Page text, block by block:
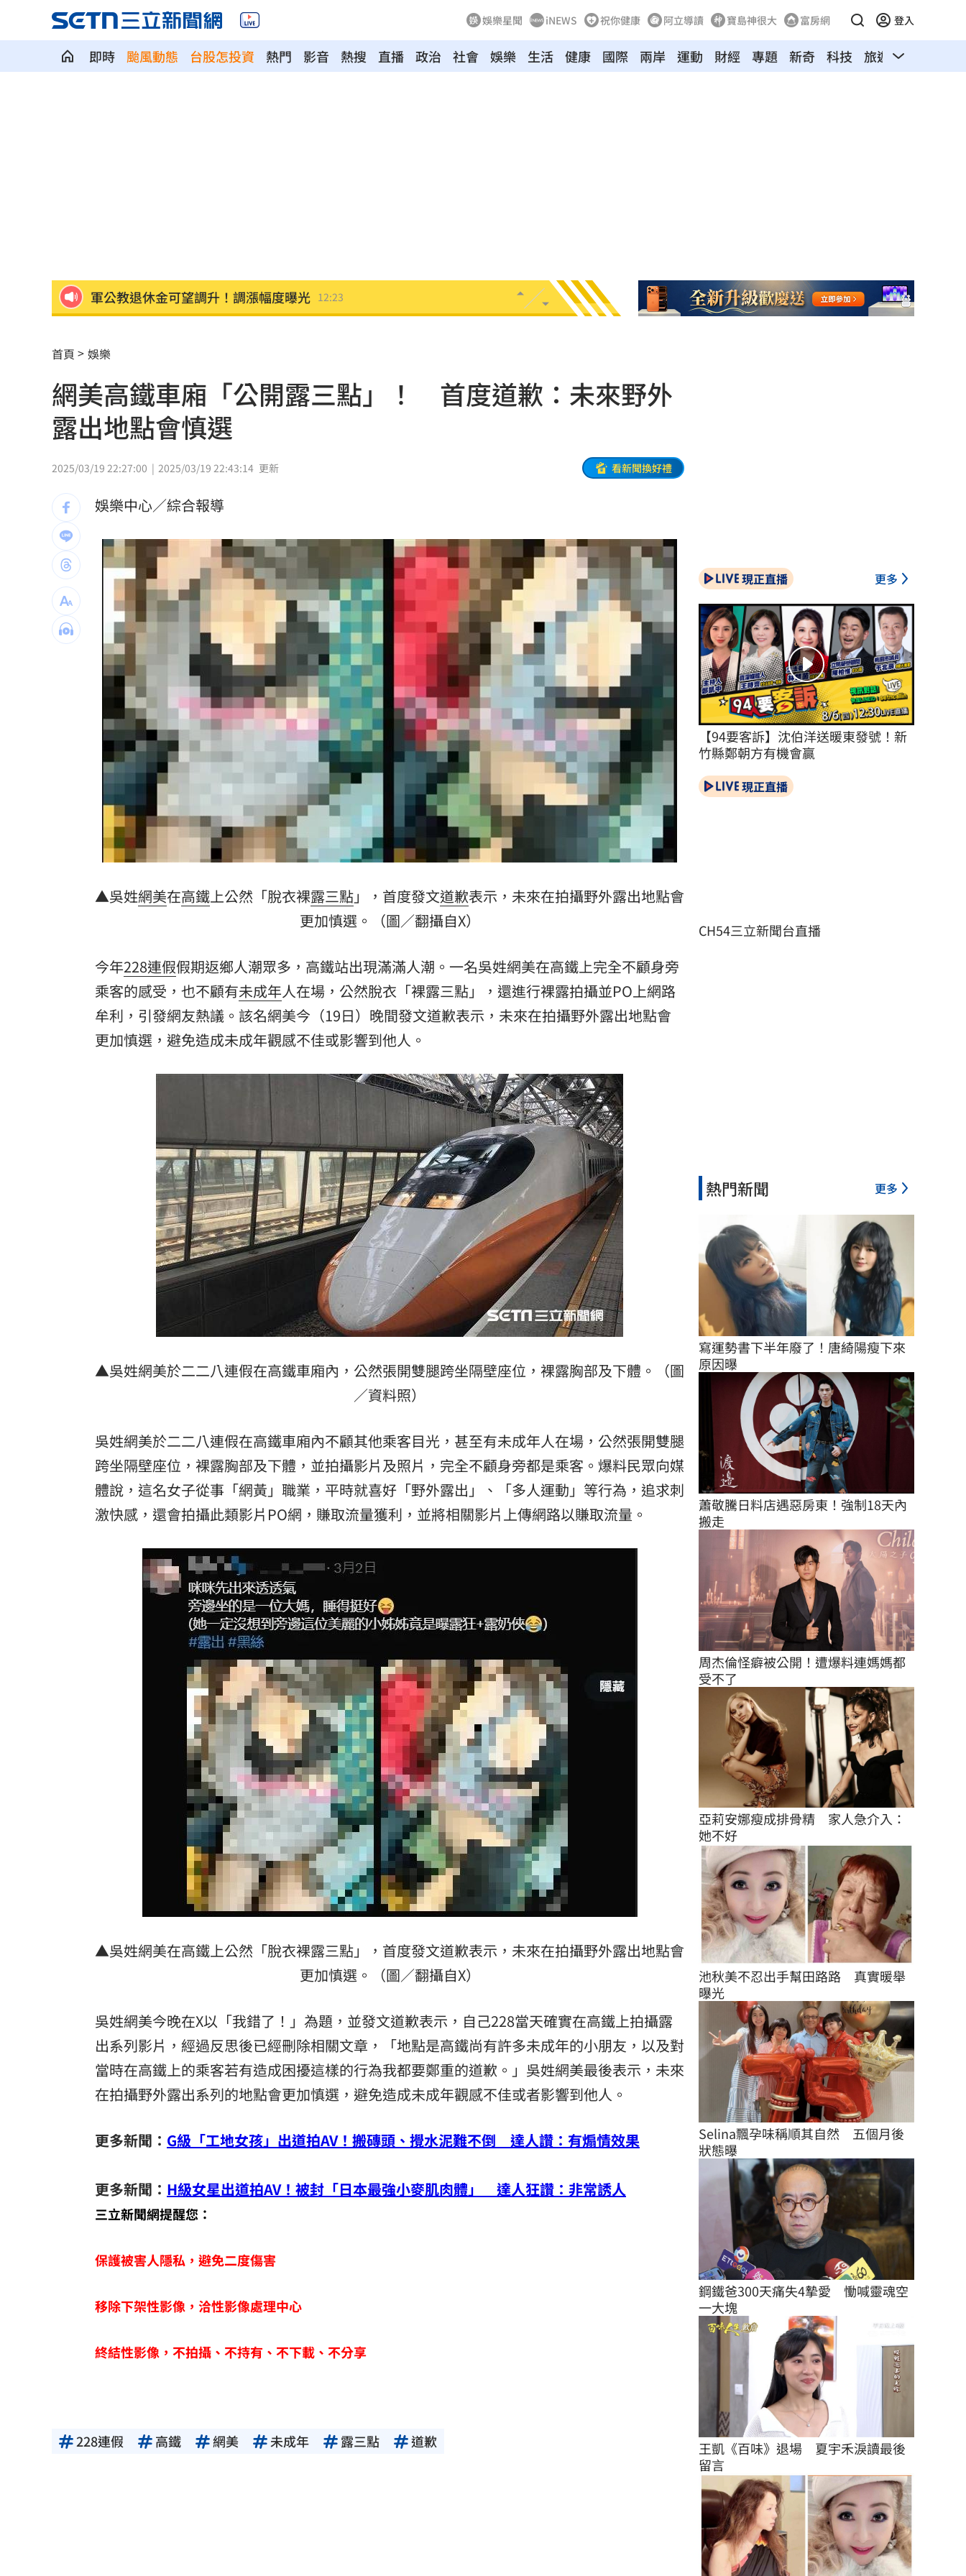
娛樂星聞 iNEWS 祝你健康 阿立導讀 寶島神很大 富房網 登入
即時 颱風動態 台股怎投資 熱門 影音 熱搜 直播 政治 社會 娛樂 生活 健康 國際 兩岸 運動 財經 專題 新奇 科技 旅遊 汽車
軍公教退休金可望調升！調漲幅度曝光 12:23
這大廠衝破萬元大關 第3檔萬金股誕生
薪水逼人走！35％年輕上班族想跳槽 12:14
瘦瘦針防癌？台大研究:相關癌症風險降41%
瓊斯盃賽制惹議 籃協正面回應為提升強度
將邁拉入戰場當假想敵？蔣遭疑布局總統位
王品牛排姓名有「王、玉」龍蝦免費吃！
鄭麗文訪中要480萬！民主基金會：沒撤案 12:02
新／水電工施工不慎！電梯井墜落重傷昏迷 12:01
不靠交友軟體…難找另一半？過來人給解答 12:00
龜速白海豚颱風！外圍環流影響足足48小時 11:58
模擬戰時護送 賴清德參演萬鈞計劃畫面曝 11:56
台灣彩券開獎直播中 20:31
LIVE三立+24小時直播
三立iNEWS新聞台線上直播 18:00
市場到酒場料理！可果美蕃茄醬創無限可能 12:00
父親節送會拉筋的按摩椅 爸爸「筋歡喜」 18:00
油品食安事件引關注 挑選保健食品要注意 13:00
酷澎「爸氣父親節」國際官方品牌齊聚 11:00
罕病博士彭士齊 輪椅上的生命覺醒！ 11:00
首頁 娛樂
網美高鐵車廂「公開露三點」！ 首度道歉：未來野外
露出地點會慎選
2025/03/19 22:27:00 2025/03/19 22:43:14 更新 看新聞換好禮
娛樂中心／綜合報導
▲吳姓網美在高鐵上公然「脫衣裸露三點」，首度發文道歉表示，未來在拍攝野外露出地點會
更加慎選。（圖／翻攝自X）
今年228連假假期返鄉人潮眾多，高鐵站出現滿滿人潮。一名吳姓網美在高鐵上完全不顧身旁
乘客的感受，也不顧有未成年人在場，公然脫衣「裸露三點」，還進行裸露拍攝並PO上網路
牟利，引發網友熱議。該名網美今（19日）晚間發文道歉表示，未來在拍攝野外露出地點會
更加慎選，避免造成未成年觀感不佳或影響到他人。
▲吳姓網美於二二八連假在高鐵車廂內，公然張開雙腿跨坐隔壁座位，裸露胸部及下體。（圖
／資料照）
吳姓網美於二二八連假在高鐵車廂內不顧其他乘客目光，甚至有未成年人在場，公然張開雙腿
跨坐隔壁座位，裸露胸部及下體，並拍攝影片及照片，完全不顧身旁都是乘客。爆料民眾向媒
體說，這名女子從事「網黃」職業，平時就喜好「野外露出」、「多人運動」等行為，追求刺
激快感，還會拍攝此類影片PO網，賺取流量獲利，並將相關影片上傳網路以賺取流量。
▲吳姓網美在高鐵上公然「脫衣裸露三點」，首度發文道歉表示，未來在拍攝野外露出地點會
更加慎選。（圖／翻攝自X）
吳姓網美今晚在X以「我錯了！」為題，並發文道歉表示，自己228當天確實在高鐵上拍攝露
出系列影片，經過反思後已經刪除相關文章，「地點是高鐵尚有許多未成年的小朋友，以及對
當時在高鐵上的乘客若有造成困擾這樣的行為我都要鄭重的道歉。」吳姓網美最後表示，未來
在拍攝野外露出系列的地點會更加慎選，避免造成未成年觀感不佳或者影響到他人。
更多新聞： G級「工地女孩」出道拍AV！搬磚頭、攪水泥難不倒 達人讚：有煽情效果
更多新聞： H級女星出道拍AV！被封「日本最強小麥肌肉體」 達人狂讚：非常誘人
三立新聞網提醒您：
保護被害人隱私，避免二度傷害
移除下架性影像，洽性影像處理中心
終結性影像，不拍攝、不持有、不下載、不分享
228連假 高鐵 網美 未成年 露三點 道歉
現正直播 更多
【94要客訴】沈伯洋送暖東發號！新
竹縣鄭朝方有機會贏
現正直播
CH54三立新聞台直播
熱門新聞 更多
寫運勢書下半年廢了！唐綺陽瘦下來
原因曝
蕭敬騰日料店遇惡房東！強制18天內
搬走
周杰倫怪癖被公開！遭爆料連媽媽都
受不了
亞莉安娜瘦成排骨精　家人急介入：
她不好
池秋美不忍出手幫田路路　真實暖舉
曝光
Selina飄孕味稱順其自然　五個月後
狀態曝
鋼鐵爸300天痛失4摯愛　慟喊靈魂空
一大塊
王凱《百味》退場　夏宇禾淚讀最後
留言